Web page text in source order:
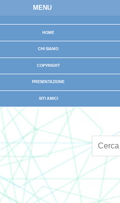
MENU
HOME
CHI SIAMO
COPYRIGHT
PRESENTAZIONE
SITI AMICI